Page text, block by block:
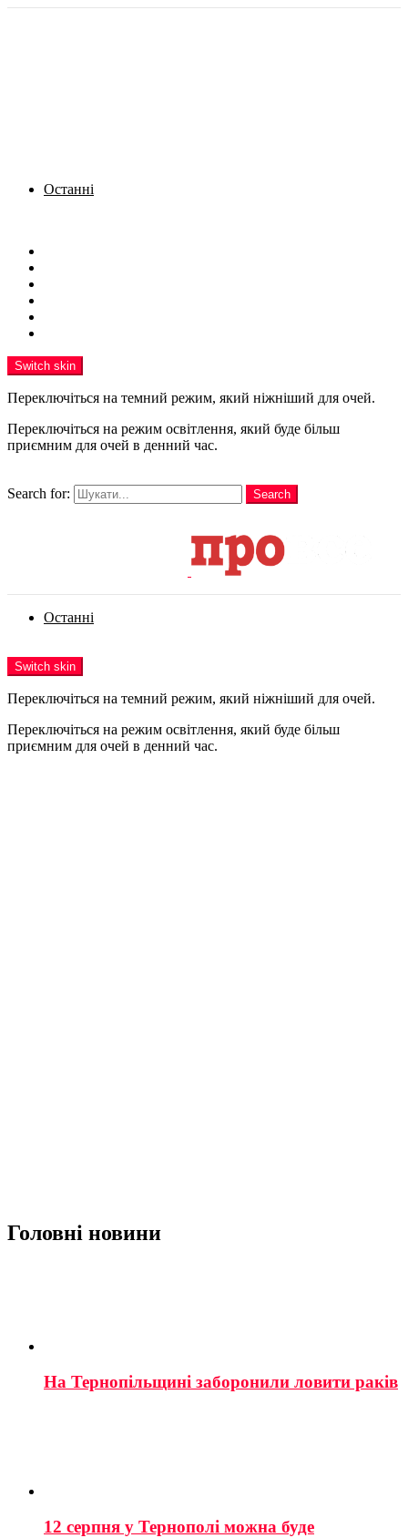
Останні
Switch skin
Переключіться на темний режим, який ніжніший для очей.
Переключіться на режим освітлення, який буде більш
приємним для очей в денний час.
Search for:
Search
Останні
Switch skin
Переключіться на темний режим, який ніжніший для очей.
Переключіться на режим освітлення, який буде більш
приємним для очей в денний час.
Головні новини
На Тернопільщині заборонили ловити раків
12 серпня у Тернополі можна буде